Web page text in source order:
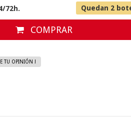
72h. Quedan 2
COMPRAR
TU OPINIÓN !